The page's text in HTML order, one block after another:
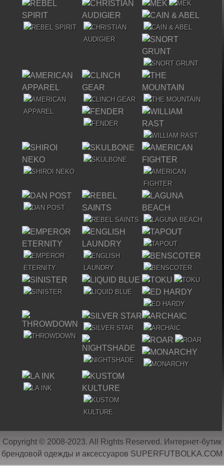
Copyright © 2008-2023. All Rights Reserved. Интернет-бутик
брендовой одежды и аксессуаров SUPERFUTBOLKA.COM